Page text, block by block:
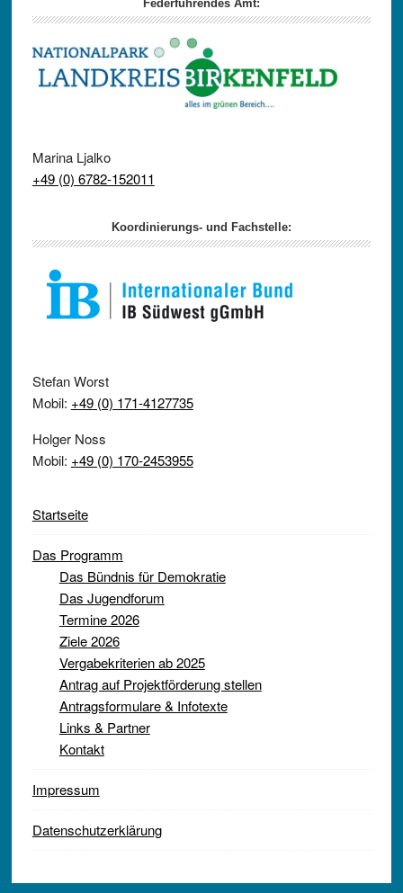
Footer Federführendes Amt:
Marina Ljalko
+49 (0) 6782-152011
Koordinierungs- und Fachstelle:
Stefan Worst
Mobil: +49 (0) 171-4127735
Holger Noss
Mobil: +49 (0) 170-2453955
Startseite
Das Programm
Das Bündnis für Demokratie
Das Jugendforum
Termine 2026
Ziele 2026
Vergabekriterien ab 2025
Antrag auf Projektförderung stellen
Antragsformulare & Infotexte
Links & Partner
Kontakt
Impressum
Datenschutzerklärung